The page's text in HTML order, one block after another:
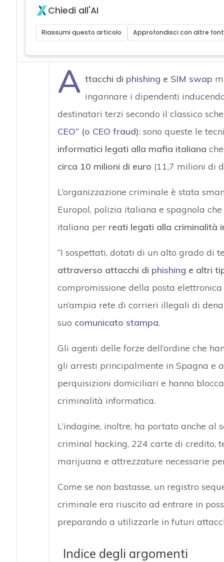
Chiedi all'AI
Riassumi questo articolo Approfondisci con altre
A ttacchi di phishing e SIM swap
ingannare i dipendenti
destinatari terzi secondo il classico
CEO” (o CEO fraud): sono queste le
informatici legati alla mafia italiana
circa 10 milioni di euro (11,7 milioni di
L’organizzazione criminale è stata
Europol, polizia italiana e spagnola
italiana per reati legati alla criminalità
“I sospettati, dotati di un alto grado di
attraverso attacchi di phishing e altri
compromissione della posta
un’ampia rete di corrieri illegali di
suo comunicato stampa.
Gli agenti delle forze dell’ordine che
gli arresti principalmente in Spagna e
perquisizioni domiciliari e hanno
criminalità informatica.
L’indagine, inoltre, ha portato anche
criminal hacking, 224 carte di credito,
marijuana e attrezzature necessarie
Come se non bastasse, un registro
criminale era riuscito ad entrare in
preparando a utilizzarle in futuri
Indice degli argomenti